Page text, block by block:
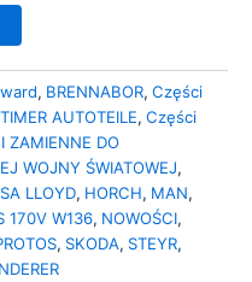
, BRENNABOR, Części
AUTOTEILE, Części
ZAMIENNE DO
WOJNY ŚWIATOWEJ,
LLOYD, HORCH, MAN,
170V W136, NOWOŚCI,
, SKODA, STEYR,